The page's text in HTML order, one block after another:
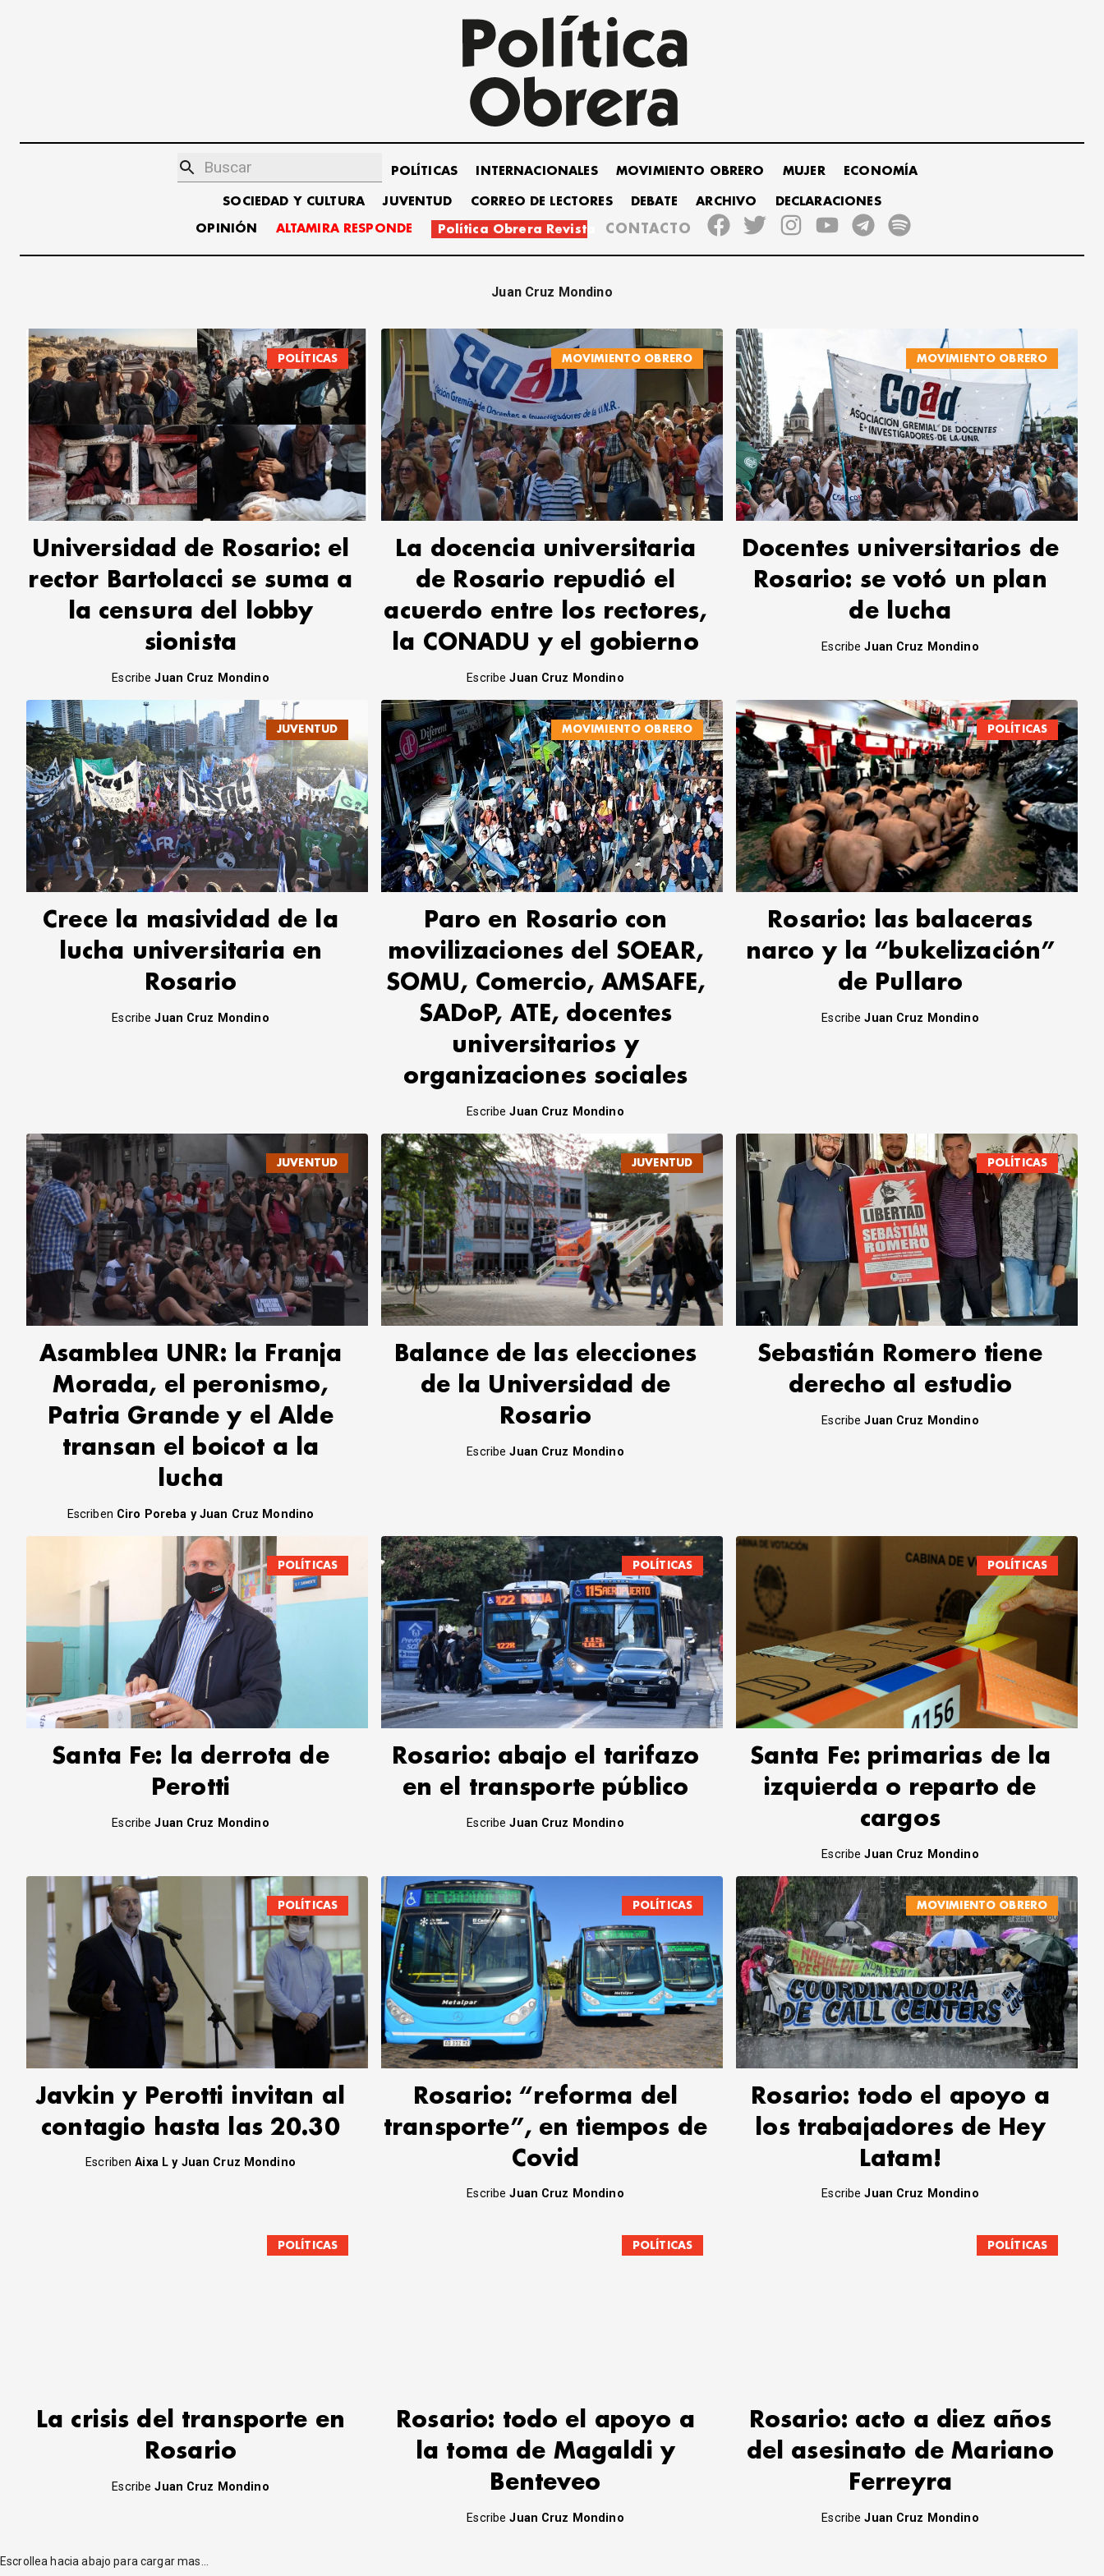
POLÍTICAS INTERNACIONALES MOVIMIENTO OBRERO MUJER ECONOMÍA
SOCIEDAD Y CULTURA JUVENTUD CORREO DE LECTORES DEBATE ARCHIVO DECLARACIONES
OPINIÓN ALTAMIRA RESPONDE Política Obrera Revista CONTACTO
Juan Cruz Mondino
POLÍTICAS
Universidad de Rosario: el
rector Bartolacci se suma a
la censura del lobby
sionista
EscribeJuan Cruz Mondino
MOVIMIENTO OBRERO
La docencia universitaria
de Rosario repudió el
acuerdo entre los rectores,
la CONADU y el gobierno
EscribeJuan Cruz Mondino
MOVIMIENTO OBRERO
Docentes universitarios de
Rosario: se votó un plan
de lucha
EscribeJuan Cruz Mondino
JUVENTUD
Crece la masividad de la
lucha universitaria en
Rosario
EscribeJuan Cruz Mondino
MOVIMIENTO OBRERO
Paro en Rosario con
movilizaciones del SOEAR,
SOMU, Comercio, AMSAFE,
SADoP, ATE, docentes
universitarios y
organizaciones sociales
EscribeJuan Cruz Mondino
POLÍTICAS
Rosario: las balaceras
narco y la “bukelización”
de Pullaro
EscribeJuan Cruz Mondino
JUVENTUD
Asamblea UNR: la Franja
Morada, el peronismo,
Patria Grande y el Alde
transan el boicot a la
lucha
Escriben Ciro Poreba y Juan Cruz Mondino
JUVENTUD
Balance de las elecciones
de la Universidad de
Rosario
EscribeJuan Cruz Mondino
POLÍTICAS
Sebastián Romero tiene
derecho al estudio
EscribeJuan Cruz Mondino
POLÍTICAS
Santa Fe: la derrota de
Perotti
EscribeJuan Cruz Mondino
POLÍTICAS
Rosario: abajo el tarifazo
en el transporte público
EscribeJuan Cruz Mondino
POLÍTICAS
Santa Fe: primarias de la
izquierda o reparto de
cargos
EscribeJuan Cruz Mondino
POLÍTICAS
Javkin y Perotti invitan al
contagio hasta las 20.30
EscribenAixa L y Juan Cruz Mondino
POLÍTICAS
Rosario: “reforma del
transporte”, en tiempos de
Covid
EscribeJuan Cruz Mondino
MOVIMIENTO OBRERO
Rosario: todo el apoyo a
los trabajadores de Hey
Latam!
EscribeJuan Cruz Mondino
POLÍTICAS
La crisis del transporte en
Rosario
EscribeJuan Cruz Mondino
POLÍTICAS
Rosario: todo el apoyo a
la toma de Magaldi y
Benteveo
EscribeJuan Cruz Mondino
POLÍTICAS
Rosario: acto a diez años
del asesinato de Mariano
Ferreyra
EscribeJuan Cruz Mondino
Escrollea hacia abajo para cargar mas...